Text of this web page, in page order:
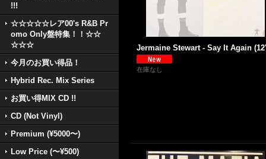
!!!
☆☆☆☆☆レア00's R&B Pr
omo Only盤特集！！☆☆
☆☆☆
今月のお買い得品！
Hybrid Rec. Mix Series
お買い得MIX CD !!
CD (Not Vinyl)
Premium (¥5000〜)
Low Price (〜¥500)
Jermaine Stewart - Say It Again
在庫なし